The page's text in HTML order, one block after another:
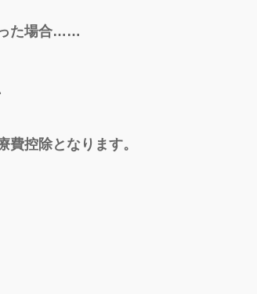
た場合……
控除となります。